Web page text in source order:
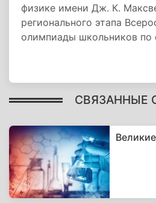
физике имени Дж. К.
регионального этапа
олимпиады школьников по
СВЯЗАННЫЕ